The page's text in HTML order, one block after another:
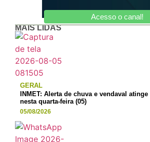
Acesso o canal!
MAIS LIDAS
GERAL
INMET: Alerta de chuva e vendaval
nesta quarta-feira (05)
05/08/2026